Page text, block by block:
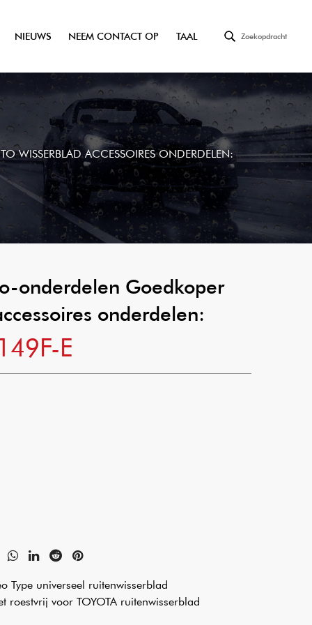
NIEUWS NEEM CONTACT OP TAAL Zoekopdracht
WISSERBLAD ACCESSOIRES ONDERDELEN:
onderdelen Goedkoper
onderdelen:
E
Type universeel ruitenwisserblad
roestvrij voor TOYOTA ruitenwisserblad